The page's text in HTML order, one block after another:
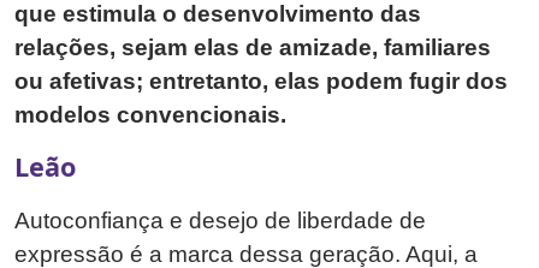
que estimula o desenvolvimento das
relações, sejam elas de amizade, familiares
ou afetivas; entretanto, elas podem fugir dos
modelos convencionais.
Leão
Autoconfiança e desejo de liberdade de
expressão é a marca dessa geração. Aqui, a